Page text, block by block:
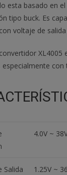
esta basado en
tipo buck. Es
voltaje de
4.0V ~
Salida 1.25V ~